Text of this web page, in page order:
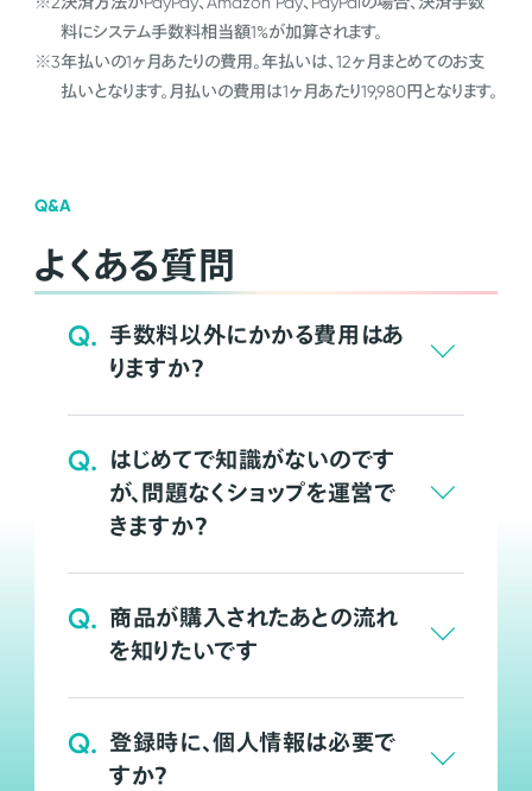
料にシステム手数料相当額1%が加算されます。
※3年払いの1ヶ月あたりの費用。年払いは、12ヶ月まとめてのお支
払いとなります。月払いの費用は1ヶ月あたり19,980円となります。
Q&A
よくある質問
Q. 手数料以外にかかる費用はあ
りますか？
Q. はじめてで知識がないのです
が、問題なくショップを運営で
きますか？
Q. 商品が購入されたあとの流れ
を知りたいです
Q. 登録時に、個人情報は必要で
すか？